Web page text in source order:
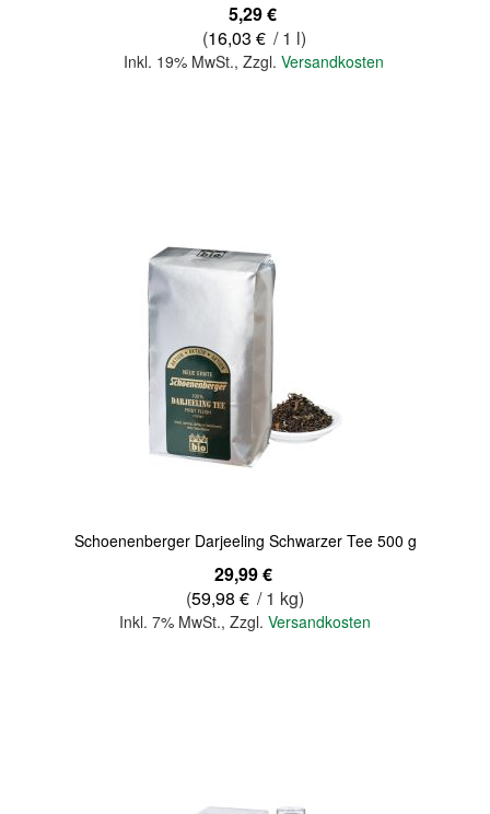
5,29 €
(16,03 € / 1 l)
Inkl. 19% MwSt.,Zzgl.Versandkosten
Schoenenberger Darjeeling Schwarzer Tee 500 g
29,99 €
(59,98 € / 1 kg)
Inkl. 7% MwSt., Zzgl. Versandkosten